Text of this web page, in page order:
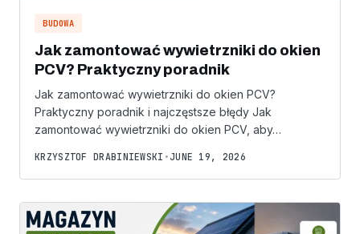
BUDOWA
Jak zamontować wywietrzniki do okien
PCV? Praktyczny poradnik
Jak zamontować wywietrzniki do okien PCV?
Praktyczny poradnik i najczęstsze błędy Jak
zamontować wywietrzniki do okien PCV, aby…
KRZYSZTOF DRABINIEWSKI • JUNE 19, 2026